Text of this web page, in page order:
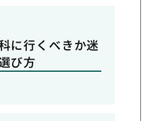
に行くべきか迷
び方